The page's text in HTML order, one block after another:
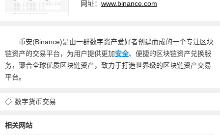
网址：www.binance.com
币安(Binance)是由一群数字资产爱好者创建而成的一个专注区块
链资产的交易平台，为用户提供更加安全、便捷的区块链资产兑换服
务，聚合全球优质区块链资产，致力于打造世界级的区块链资产交易
平台。
数字货币交易
相关网站